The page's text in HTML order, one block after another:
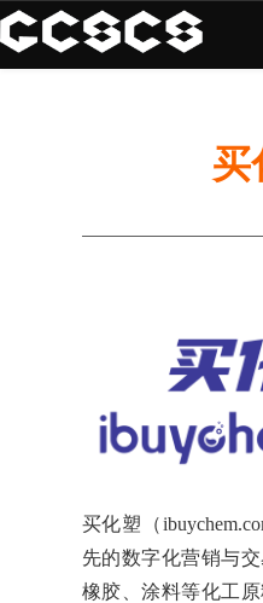
买
买化塑（
先的数字化营销与
橡胶、涂料等化工